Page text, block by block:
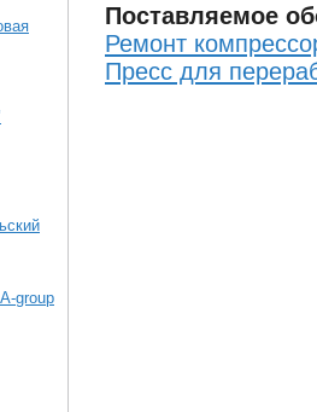
group
Поставляемое
Ремонт
Пресс для